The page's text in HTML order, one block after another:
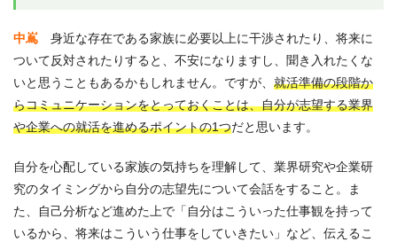
中嶌 身近な存在である家族に必要以上に干渉されたり、将来に
ついて反対されたりすると、不安になりますし、聞き入れたくな
いと思うこともあるかもしれません。ですが、 就活準備の段階か
らコミュニケーションをとっておくことは、自分が志望する業界
や企業への就活を進めるポイントの1つだと思います。
自分を心配している家族の気持ちを理解して、業界研究や企業研
究のタイミングから自分の志望先について会話をすること。ま
た、自己分析など進めた上で「自分はこういった仕事観を持って
いるから、将来はこういう仕事をしていきたい」など、伝えるこ